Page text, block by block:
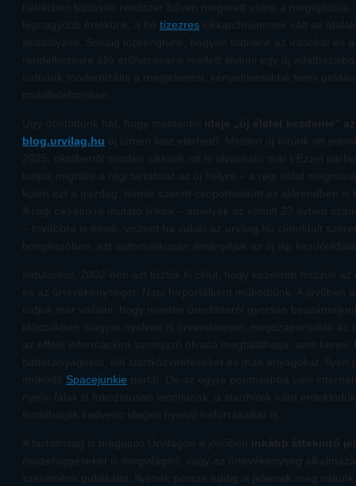
háttérben biztosító rendszer bőven megérett volna a megújításra.
legnagyobb értékünk, a bő tízezres cikkarchívumunk vált az
akadályává. Sokáig töprengtünk, hogyan tudnánk az írásokat és
rendelkezésre álló erőforrásaink mellett átvinni egy új
tudnánk modernizálni a megjelenést, kényelmesebbé tenni
mobiltelefonokon.
Úgy döntöttünk hát, hogy mostantól ideje „új életet kezdenie”
blog.urvilag.hu új címen lesz elérhető. Minden új hírünk ott
2025. októbertől minden cikkünk ott is olvasható már.) Ezzel
tudjuk migrálni a régi tartalmat az új helyre – a régi oldal
külön ezt a gazdag, témák szerint csoportosított és időrendben is
A régi cikkeinkre mutató linkek – amelyek az elmúlt 23 évben
– továbbra is élnek, viszont ha valaki az urvilag.hu címoldalt
böngészőben, azt automatikusan átirányítjuk az új lap
Induláskor, 2002-ben azt tűztük ki célul, hogy közelebb hozzuk
és az űrtevékenységet. Napi hírportálként működtünk. A jövőben
tudjuk már vállalni, hogy minden űrindításról gyorsan
időszakban magyar nyelven is örvendetesen megszaporodtak az
az efféle információra szomjazó olvasó megtalálhatja, amit keres:
háttéranyagokat, élő startközvetítéseket és más anyagokat. Ilyen
működő Spacejunkie portál. De az egyre pontosabbá váló
nyelvi falak is fokozatosan leomlanak, a starthírek iránt
fordíthatják kedvenc idegen nyelvű hírforrásaikat is.
A tartalmilag is megújuló Űrvilágon a jövőben inkább áttekintő
összefüggéseket is megvilágító, vagy az űrtevékenység
szeretnénk publikálni. Ilyenek persze eddig is jelentek meg